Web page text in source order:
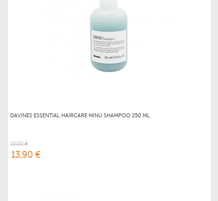
DAVINES ESSENTIAL HAIRCARE MINU SHAMPOO 250 ML
15,20 €
13,90 €